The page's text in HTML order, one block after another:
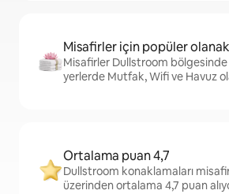
Misafirler için popüler
Misafirler Dullstroom bölgesinde
yerlerde Mutfak, Wifi ve Havuz
Ortalama puan 4,7
Dullstroom konaklamaları
üzerinden ortalama 4,7 puan